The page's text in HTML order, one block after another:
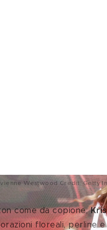
Westwood Credit: Getty
come da copione,
floreali, perline